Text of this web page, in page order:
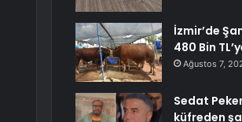
İzmir’de
480 Bin
Ağustos 7,
Sedat
küfreden